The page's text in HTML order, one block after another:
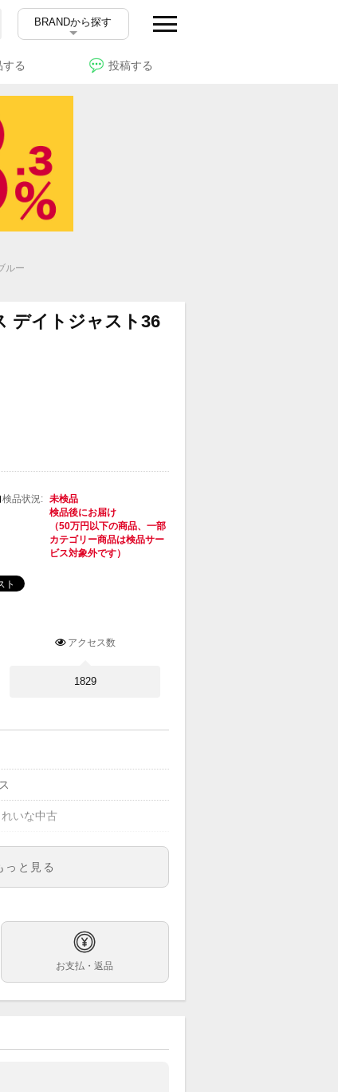
BRANDから探す
する 投稿する
ルー
デイトジャスト36
検品状況: 未検品
検品後にお届け
（50万円以下の商品、一部
カテゴリー商品は検品サー
ビス対象外です）
アクセス数
1829
いな中古
っと見る
お支払・返品